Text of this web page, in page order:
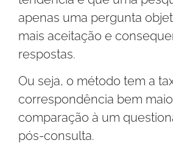
apenas uma pergunta
mais aceitação e
respostas.
Ou seja, o método tem a
correspondência bem
comparação à um
pós-consulta.